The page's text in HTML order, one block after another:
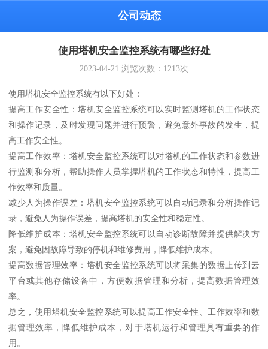
公司动态
使用塔机安全监控系统有哪些好处
2023-04-21 浏览次数： 1213次
使用塔机安全监控系统有以下好处：
提高工作安全性：塔机安全监控系统可以实时监测塔机的工作状态
和操作记录，及时发现问题并进行预警，避免意外事故的发生，提
高工作安全性。
提高工作效率：塔机安全监控系统可以对塔机的工作状态和参数进
行监测和分析，帮助操作人员掌握塔机的工作状态和特性，提高工
作效率和质量。
减少人为操作误差：塔机安全监控系统可以自动记录和分析操作记
录，避免人为操作误差，提高塔机的安全性和稳定性。
降低维护成本：塔机安全监控系统可以自动诊断故障并提供解决方
案，避免因故障导致的停机和维修费用，降低维护成本。
提高数据管理效率：塔机安全监控系统可以将采集的数据上传到云
平台或其他存储设备中，方便数据管理和分析，提高数据管理效
率。
总之，使用塔机安全监控系统可以提高工作安全性、工作效率和数
据管理效率，降低维护成本，对于塔机运行和管理具有重要的作
用。